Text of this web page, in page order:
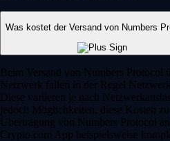
Was kostet der Versand von Numbers
Beim Versand von Numbers Protocol
Netzwerk fallen in der Regel
Diese variieren je nach
jedoch Möglichkeiten, diese Kosten
Übertragung von Numbers Protocol
Crypto.com App beispielsweise